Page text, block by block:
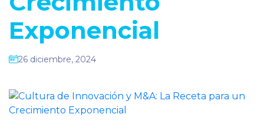
Exponencial
26 diciembre, 2024